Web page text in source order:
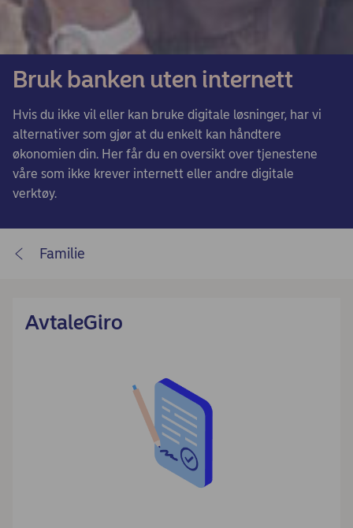
Bruk banken uten internett
Hvis du ikke vil eller kan bruke digitale løsninger, har vi
alternativer som gjør at du enkelt kan håndtere
økonomien din. Her får du en oversikt over tjenestene
våre som ikke krever internett eller andre digitale
verktøy.
Familie
AvtaleGiro